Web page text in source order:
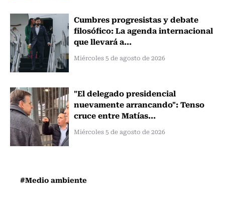
Cumbres progresistas y debate
filosófico: La agenda internacional
que llevará a...
Miércoles 5 de agosto de 2026
"El delegado presidencial
nuevamente arrancando": Tenso
cruce entre Matías...
Miércoles 5 de agosto de 2026
#Medio ambiente